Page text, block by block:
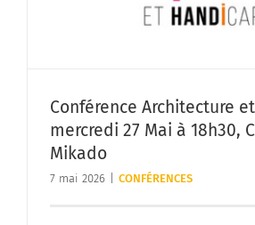
Conférence Architecture
mercredi 27 Mai à 18h30,
Mikado
7 mai 2026 CONFÉRENCES